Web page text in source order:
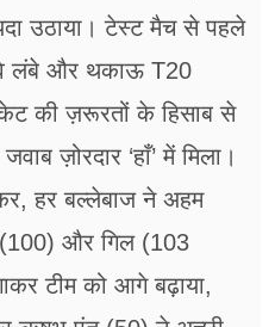
उठाया। टेस्ट मैच से पहले
वे लंबे और थकाऊ T20
की ज़रूरतों के हिसाब से
ज़ोरदार ‘हाँ’ में मिला।
हर बल्लेबाज ने अहम
(100) और गिल (103
टीम को आगे बढ़ाया,